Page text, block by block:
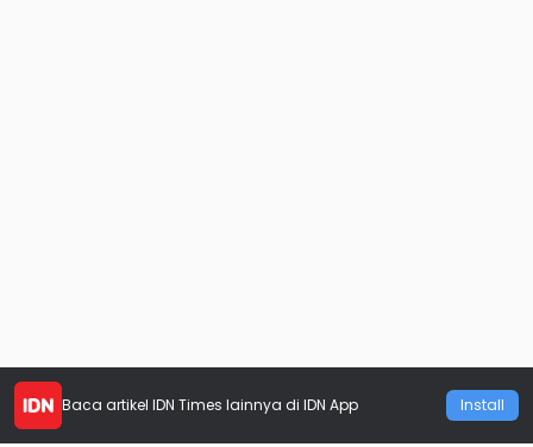
Baca artikel IDN Times lainnya di IDN App Install